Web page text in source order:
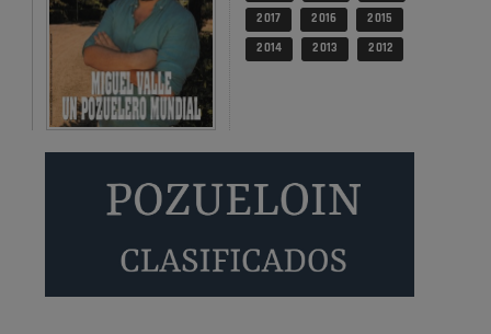
Pozuelo de Alarcón
Pozuelo desbloquea
definitivamente Huerta
Grande: las obras …
Pozuelo de Alarcón
Quejas por el deterioro de
la limpieza …
Será amigo de alguien importante...en el Congreso,
2 017 2 016 2 015
2 014 2 013 2 012